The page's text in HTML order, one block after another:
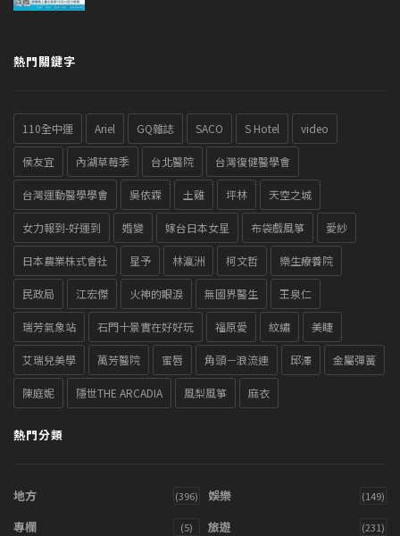
熱門關鍵字
110全中運 Ariel GQ雜誌 SACO S Hotel video
侯友宜 內湖草莓季 台北醫院 台灣復健醫學會
台灣運動醫學學會 吳依霖 土雞 坪林 天空之城
女力報到-好運到 婚變 嫁台日本女星 布袋戲風箏 愛紗
日本農業株式會社 星予 林瀛洲 柯文哲 樂生療養院
民政局 江宏傑 火神的眼淚 無國界醫生 王泉仁
瑞芳氣象站 石門十景實在好好玩 福原愛 紋繡 美睫
艾瑞兒美學 萬芳醫院 蜜唇 角頭－浪流連 邱澤 金屬彈簧
陳庭妮 隱世THE ARCADIA 風梨風箏 麻衣
熱門分類
地方 (396) 娛樂 (149)
專欄 (5) 旅遊 (231)